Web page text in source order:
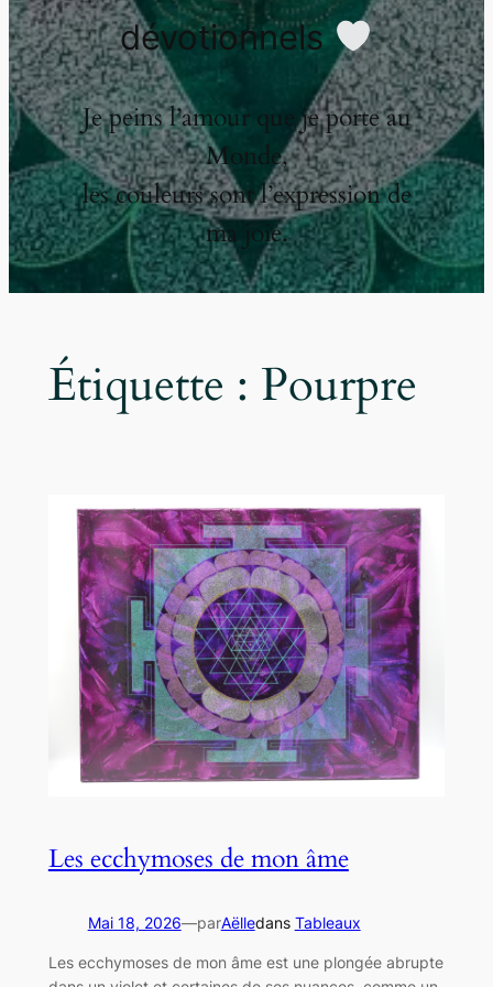
dévotionnels
Je peins l’amour que je porte au
Monde,
les couleurs sont l’expression de
ma joie.
Étiquette : Pourpre
Les ecchymoses de mon âme
Mai 18, 2026—parAëlledans Tableaux
Les ecchymoses de mon âme est une plongée abrupte